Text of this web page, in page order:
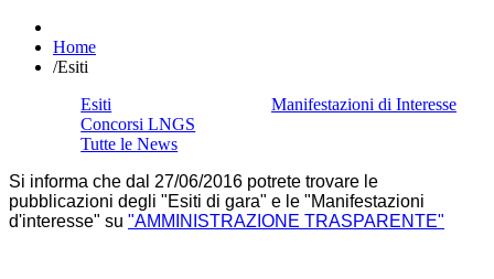
Home
/Esiti
Esiti
Manifestazioni di Interesse
Concorsi LNGS
Tutte le News
Si informa che dal 27/06/2016 potrete trovare le
pubblicazioni degli "Esiti di gara" e le "Manifestazioni
d'interesse" su "AMMINISTRAZIONE TRASPARENTE"